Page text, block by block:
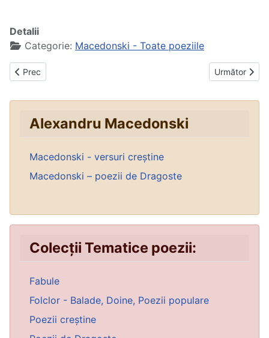
Detalii
Categorie: Macedonski - Toate poeziile
Articol precedent: Rondelul morii
Prec Articolul
Următor
Alexandru Macedonski
Macedonski - versuri creștine
Macedonski – poezii de Dragoste
Colecții Tematice poezii:
Fabule
Folclor - Balade, Doine, Poezii populare
Poezii creștine